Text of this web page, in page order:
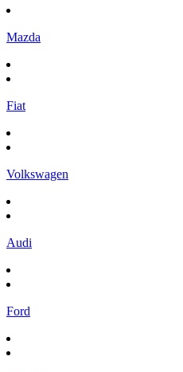
Mazda
Fiat
Volkswagen
Audi
Ford